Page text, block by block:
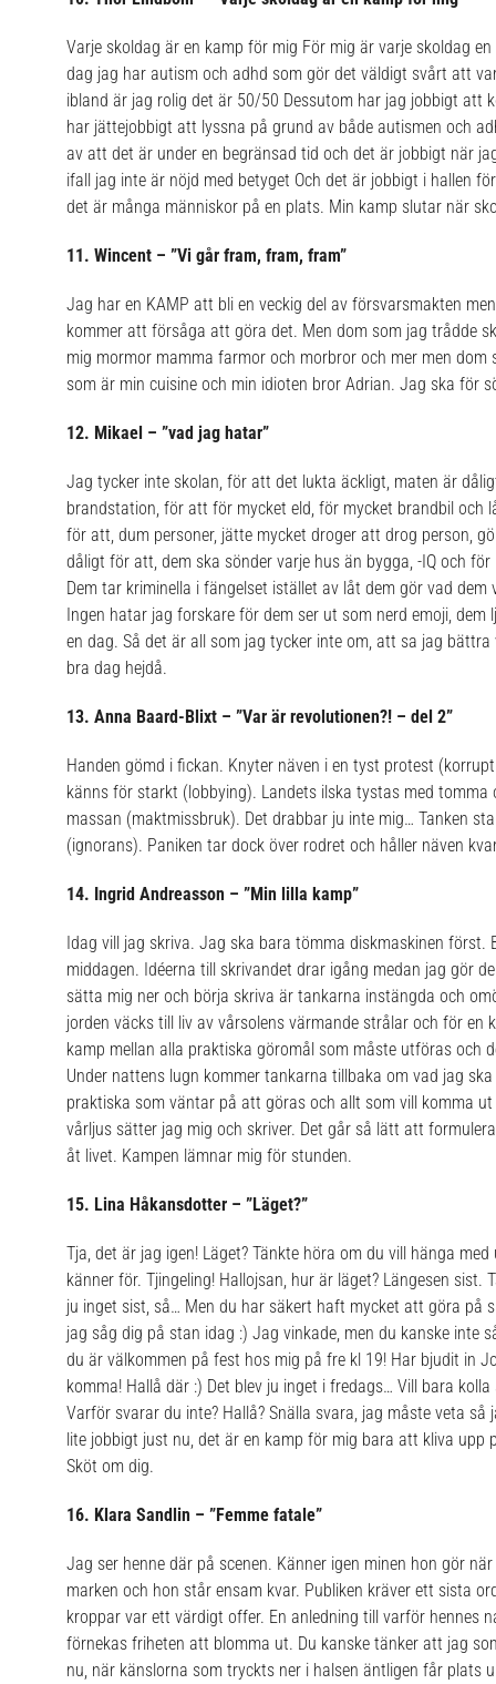
Varje skoldag är en kamp för mig För mig är varje skoldag
dag jag har autism och adhd som gör det väldigt svårt att
ibland är jag rolig det är 50/50 Dessutom har jag jobbigt att
har jättejobbigt att lyssna på grund av både autismen och
av att det är under en begränsad tid och det är jobbigt när
ifall jag inte är nöjd med betyget Och det är jobbigt i hallen
det är många människor på en plats. Min kamp slutar när
11. Wincent – ”Vi går fram, fram, fram”
Jag har en KAMP att bli en veckig del av försvarsmakten
kommer att försåga att göra det. Men dom som jag trådde
mig mormor mamma farmor och morbror och mer men
som är min cuisine och min idioten bror Adrian. Jag ska för
12. Mikael – ”vad jag hatar”
Jag tycker inte skolan, för att det lukta äckligt, maten är
brandstation, för att för mycket eld, för mycket brandbil och
för att, dum personer, jätte mycket droger att drog person,
dåligt för att, dem ska sönder varje hus än bygga, -IQ och
Dem tar kriminella i fängelset istället av låt dem gör vad
Ingen hatar jag forskare för dem ser ut som nerd emoji,
en dag. Så det är all som jag tycker inte om, att sa jag
bra dag hejdå.
13. Anna Baard-Blixt – ”Var är revolutionen?! – del 2”
Handen gömd i fickan. Knyter näven i en tyst protest
känns för starkt (lobbying). Landets ilska tystas med
massan (maktmissbruk). Det drabbar ju inte mig… Tanken
(ignorans). Paniken tar dock över rodret och håller näven
14. Ingrid Andreasson – ”Min lilla kamp”
Idag vill jag skriva. Jag ska bara tömma diskmaskinen
middagen. Idéerna till skrivandet drar igång medan jag gör
sätta mig ner och börja skriva är tankarna instängda och
jorden väcks till liv av vårsolens värmande strålar och för
kamp mellan alla praktiska göromål som måste utföras och
Under nattens lugn kommer tankarna tillbaka om vad jag
praktiska som väntar på att göras och allt som vill komma
vårljus sätter jag mig och skriver. Det går så lätt att
åt livet. Kampen lämnar mig för stunden.
15. Lina Håkansdotter – ”Läget?”
Tja, det är jag igen! Läget? Tänkte höra om du vill hänga
känner för. Tjingeling! Hallojsan, hur är läget? Längesen
ju inget sist, så… Men du har säkert haft mycket att göra på
jag såg dig på stan idag :) Jag vinkade, men du kanske inte
du är välkommen på fest hos mig på fre kl 19! Har bjudit in
komma! Hallå där :) Det blev ju inget i fredags… Vill bara
Varför svarar du inte? Hallå? Snälla svara, jag måste veta
lite jobbigt just nu, det är en kamp för mig bara att kliva upp
Sköt om dig.
16. Klara Sandlin – ”Femme fatale”
Jag ser henne där på scenen. Känner igen minen hon gör
marken och hon står ensam kvar. Publiken kräver ett sista
kroppar var ett värdigt offer. En anledning till varför hennes
förnekas friheten att blomma ut. Du kanske tänker att jag
nu, när känslorna som tryckts ner i halsen äntligen får plats